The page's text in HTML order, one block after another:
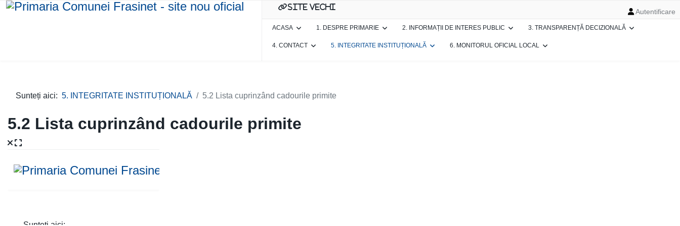
site vechi
Autentificare
ACASA 1. DESPRE PRIMARIE 2. INFORMAȚII DE INTERES PUBLIC 3. TRANSPARENȚĂ DECIZIONALĂ
4. CONTACT 5. INTEGRITATE INSTITUȚIONALĂ 6. MONITORUL OFICIAL LOCAL
Sunteți aici: 5. INTEGRITATE INSTITUȚIONALĂ 5.2 Lista cuprinzând cadourile primite
5.2 Lista cuprinzând cadourile primite